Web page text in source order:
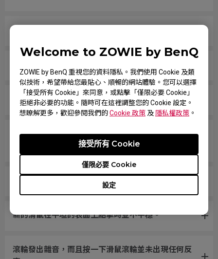
Welcome to ZOWIE by BenQ
ZOWIE by BenQ 重視您的資料隱私。我們使用 Cookie 及類
似技術，希望帶給您最貼心、順暢的網站體驗。您可以選擇
「接受所有 Cookie」來同意，或點擊「僅限必要 Cookie」
拒絕非必要的功能。隨時可在這裡調整您的 Cookie 設定。
想瞭解更多，歡迎參閱我們的Cookie 政策 及 隱私權政策 。
設定
僅限必要 Cookie
接受所有 Cookie
PC 無法辨識滑鼠。訊息顯示「未知的 USB 裝置」。
游標在畫面邊緣停止不動，必須拔除並重新插回 USB
插頭，才能移回畫面區域。
如何處理滑鼠墊腳脫落的情況?
新的滑鼠在平坦的表面上點擊時並不平穩。
滾輪發出雜音，而且按一下滑鼠滾輪並未出現任何反